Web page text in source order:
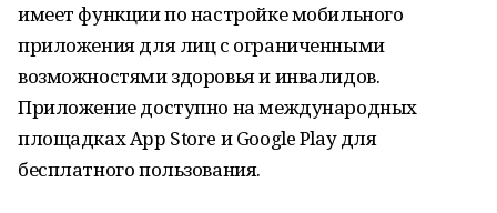
имеет функции по настройке мобильного
приложения для лиц с ограниченными
возможностями здоровья и инвалидов.
Приложение доступно на международных
площадках App Store и Google Play для
бесплатного пользования.